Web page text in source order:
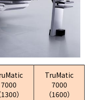
7000
1300）
TruMatic
7000
（1600）